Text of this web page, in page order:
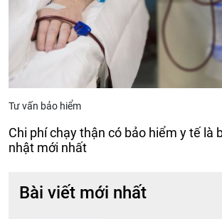
Tư vấn bảo hiểm
Chi phí chạy thận có bảo hiểm y tế là
nhật mới nhất
Bài viết mới nhất